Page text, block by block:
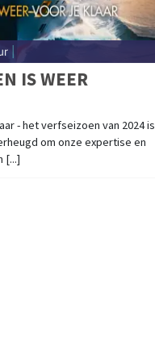
IS WEER
- het verfseizoen van 2024 is
om onze expertise en
[...]